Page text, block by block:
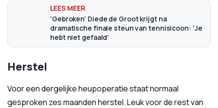
'Gebroken' Diede de Groot krijgt na
dramatische finale steun van tennisicoon: 'Je
hebt niet gefaald'
Herstel
Voor een dergelijke heupoperatie staat normaal
gesproken zes maanden herstel. Leuk voor de rest van